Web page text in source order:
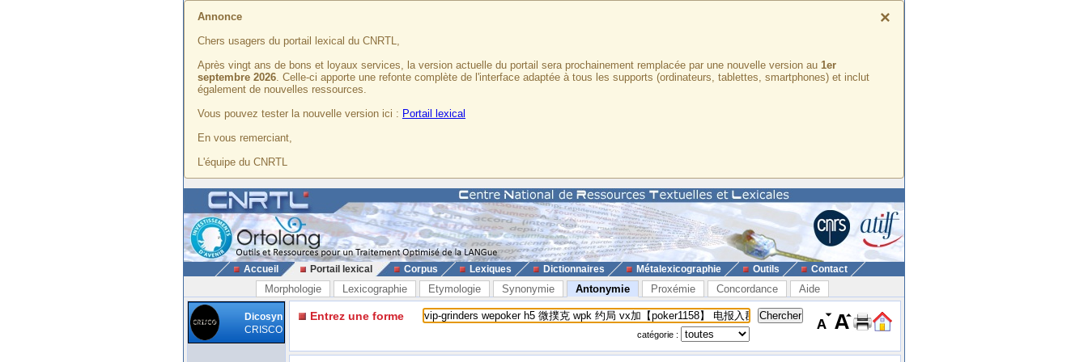
×
Annonce
Chers usagers du portail lexical du CNRTL,
Après vingt ans de bons et loyaux services, la version actuelle du portail sera prochainement remplacée par une nouvelle version au 1er
septembre 2026. Celle-ci apporte une refonte complète de l'interface adaptée à tous les supports (ordinateurs, tablettes, smartphones) et inclut
également de nouvelles ressources.
Vous pouvez tester la nouvelle version ici : Portail lexical
En vous remerciant,
L'équipe du CNRTL
Accueil Portail lexical Corpus Lexiques Dictionnaires Métalexicographie Outils Contact
Morphologie Lexicographie Etymologie Synonymie Antonymie Proxémie Concordance Aide
Dicosyn
CRISCO
Entrez une forme
catégorie :